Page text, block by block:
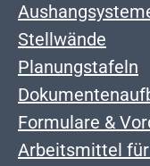
Stellwände
Planungstafeln
Formulare &
Arbeitsmittel